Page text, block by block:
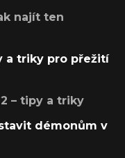
najít ten
a triky pro přežití
– tipy a triky
démonům v